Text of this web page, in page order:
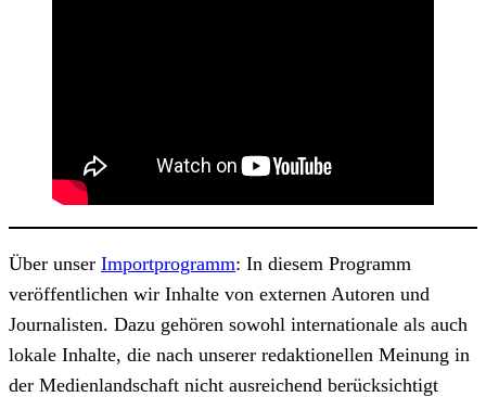
Über unser Importprogramm: In diesem Programm
veröffentlichen wir Inhalte von externen Autoren und
Journalisten. Dazu gehören sowohl internationale als auch
lokale Inhalte, die nach unserer redaktionellen Meinung in
der Medienlandschaft nicht ausreichend berücksichtigt